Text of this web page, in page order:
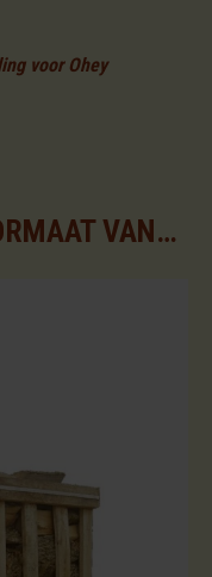
voor Ohey
KLIK OP HET PALLET FORMAAT VAN UW KEUZE VOOR DE BESCHIKBARE ASSORTIMENTEN